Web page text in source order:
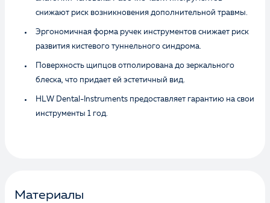
снижают риск возникновения дополнительной травмы.
Эргономичная форма ручек инструментов снижает риск
развития кистевого туннельного синдрома.
Поверхность щипцов отполирована до зеркального
блеска, что придает ей эстетичный вид.
HLW Dental-Instruments предоставляет гарантию на свои
инструменты 1 год.
Материалы